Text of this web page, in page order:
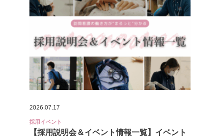
2026.07.17
採用イベント
【採用説明会＆イベント情報一覧】イベント